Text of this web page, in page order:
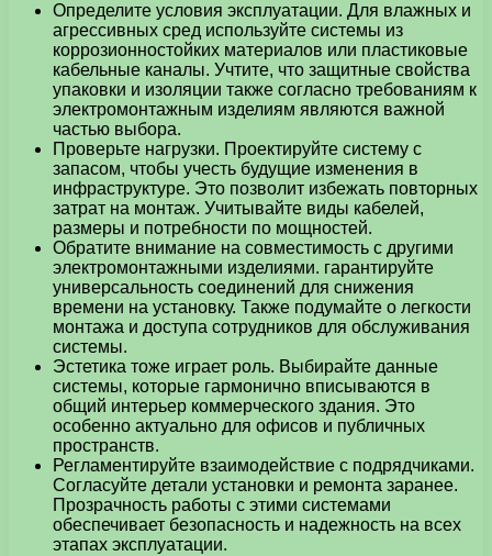
Определите условия эксплуатации. Для влажных и
агрессивных сред используйте системы из
коррозионностойких материалов или пластиковые
кабельные каналы. Учтите, что защитные свойства
упаковки и изоляции также согласно требованиям к
электромонтажным изделиям являются важной
частью выбора.
Проверьте нагрузки. Проектируйте систему с
запасом, чтобы учесть будущие изменения в
инфраструктуре. Это позволит избежать повторных
затрат на монтаж. Учитывайте виды кабелей,
размеры и потребности по мощностей.
Обратите внимание на совместимость с другими
электромонтажными изделиями. гарантируйте
универсальность соединений для снижения
времени на установку. Также подумайте о легкости
монтажа и доступа сотрудников для обслуживания
системы.
Эстетика тоже играет роль. Выбирайте данные
системы, которые гармонично вписываются в
общий интерьер коммерческого здания. Это
особенно актуально для офисов и публичных
пространств.
Регламентируйте взаимодействие с подрядчиками.
Согласуйте детали установки и ремонта заранее.
Прозрачность работы с этими системами
обеспечивает безопасность и надежность на всех
этапах эксплуатации.